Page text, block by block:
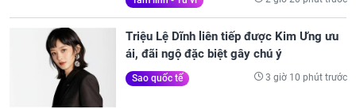
Triệu Lệ Dĩnh liên tiếp được Kim Ưng ưu
ái, đãi ngộ đặc biệt gây chú ý
Sao quốc tế 3 giờ 10 phút trước